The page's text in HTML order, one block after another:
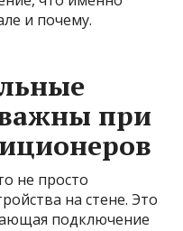
и почему.
при
не просто
на стене. Это
подключение